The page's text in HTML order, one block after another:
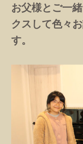
お父様とご一
クスして色々
す。